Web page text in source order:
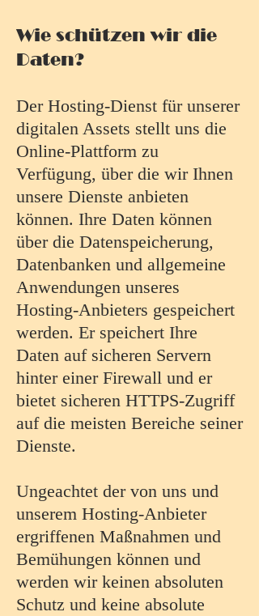
Wie schützen wir die
Daten?
Der Hosting-Dienst für unserer
digitalen Assets stellt uns die
Online-Plattform zu
Verfügung, über die wir Ihnen
unsere Dienste anbieten
können. Ihre Daten können
über die Datenspeicherung,
Datenbanken und allgemeine
Anwendungen unseres
Hosting-Anbieters gespeichert
werden. Er speichert Ihre
Daten auf sicheren Servern
hinter einer Firewall und er
bietet sicheren HTTPS-Zugriff
auf die meisten Bereiche seiner
Dienste.
Ungeachtet der von uns und
unserem Hosting-Anbieter
ergriffenen Maßnahmen und
Bemühungen können und
werden wir keinen absoluten
Schutz und keine absolute